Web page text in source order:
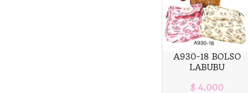
A930-18 BOLSO
LABUBU
$ 4.000